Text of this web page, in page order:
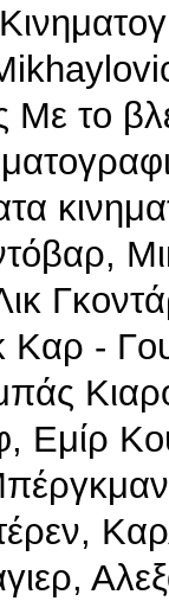
Με το
Καρ -
Εμίρ